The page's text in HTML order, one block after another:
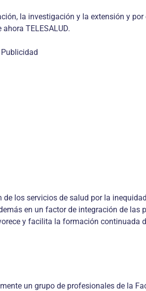
la investigación y la extensión y
TELESALUD.
Publicidad
los servicios de salud por la
en un factor de integración de
y facilita la formación continuada
un grupo de profesionales de la